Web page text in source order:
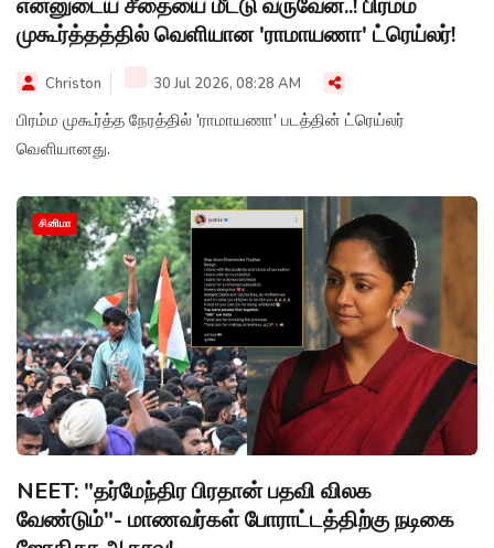
என்னுடைய சீதையை மீட்டு வருவேன்..! பிரம்ம
முகூர்த்தத்தில் வெளியான 'ராமாயணா' ட்ரெய்லர்!
Christon 30 Jul 2026, 08:28 AM
பிரம்ம முகூர்த்த நேரத்தில் 'ராமாயணா' படத்தின் ட்ரெய்லர்
வெளியானது.
சினிமா
NEET: "தர்மேந்திர பிரதான் பதவி விலக
வேண்டும்"- மாணவர்கள் போராட்டத்திற்கு நடிகை